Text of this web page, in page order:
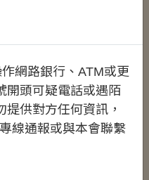
網路銀行、ATM或更
開頭可疑電話或遇陌
供對方任何資訊，
線通報或與本會聯繫